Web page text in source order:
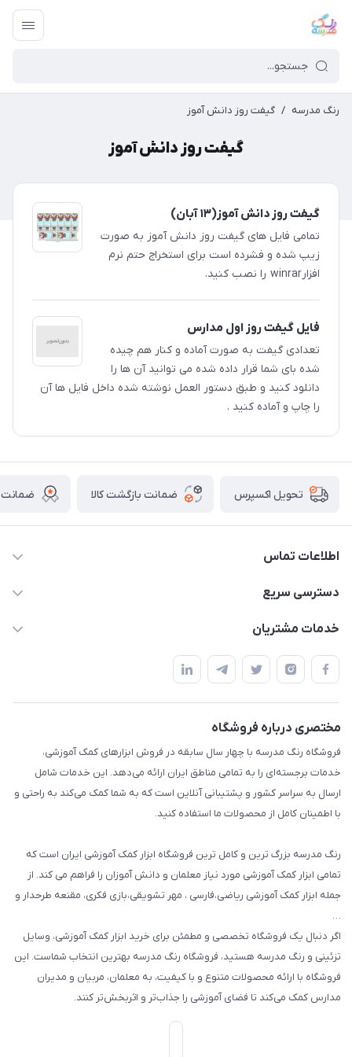
رنگ مدرسه / گیفت روز دانش آموز
گیفت روز دانش آموز
گیفت روز دانش آموز(۱۳ آبان)
تمامی فایل های گیفت روز دانش آموز به صورت
زیپ شده و فشرده است برای استخراج حتم نرم
افزارwinrar را نصب کنید.
فایل گیفت روز اول مدارس
​​​​تعدادی گیفت به صورت آماده و کنار هم چیده
شده بای شما قرار داده شده می توانید آن ها را
دانلود کنید و طبق دستور العمل نوشته شده داخل فایل ها آن
را چاپ و آماده کنید .
تحویل اکسپرس ضمانت بازگشت کالا ضمانت
اطلاعات تماس
02136781755
دسترسی سریع
پلنر و دفتر
استایل معلم و دانش آموز
بازی و نمایش
تزئین کلاس
طرح های تشویقی
گیفت ها و جوایز
سایر محصولات
خدمات مشتریان
قوانین و مقررات
حریم خصوصی
مختصری درباره فروشگاه
فروشگاه رنگ مدرسه با چهار سال سابقه در فروش ابزارهای کمک آموزشی،
خدمات برجسته‌ای را به تمامی مناطق ایران ارائه می‌دهد. این خدمات شامل
ارسال به سراسر کشور و پشتیبانی آنلاین است که به شما کمک می‌کند به راحتی و
با اطمینان کامل از محصولات ما استفاده کنید.
رنگ مدرسه بزرگ ترین و کامل ترین فروشگاه ابزار کمک آموزشی ایران است که
تمامی ابزار کمک آموزشی مورد نیاز معلمان و دانش آموزان را فراهم می کند. از
جمله ابزار کمک آموزشی ریاضی،فارسی ، مهر تشویقی،بازی فکری، مقنعه طرحدار و
…
اگر دنبال یک فروشگاه تخصصی و مطمئن برای خرید ابزار کمک آموزشی، وسایل
تزئینی و رنگ مدرسه هستید، فروشگاه رنگ مدرسه بهترین انتخاب شماست. این
فروشگاه با ارائه محصولات متنوع و با کیفیت، به معلمان، مربیان و مدیران
مدارس کمک می‌کند تا فضای آموزشی را جذاب‌تر و اثربخش‌تر کنند.